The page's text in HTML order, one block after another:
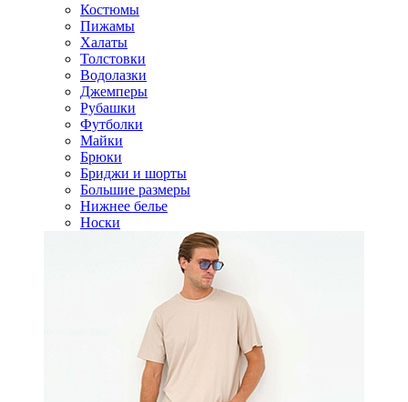
Костюмы
Пижамы
Халаты
Толстовки
Водолазки
Джемперы
Рубашки
Футболки
Майки
Брюки
Бриджи и шорты
Большие размеры
Нижнее белье
Носки